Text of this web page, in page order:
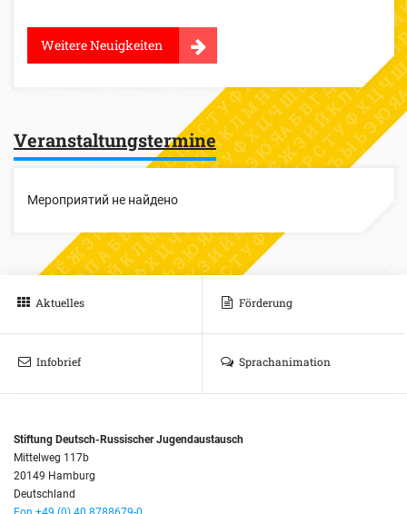
Weitere Neuigkeiten
Veranstaltungstermine
Мероприятий не найдено
Aktuelles Förderung
Infobrief Sprachanimation
Stiftung Deutsch-Russischer Jugendaustausch
Mittelweg 117b
20149 Hamburg
Deutschland